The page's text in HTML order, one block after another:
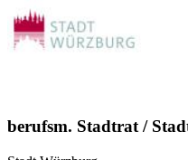
berufsm. Stadtrat /